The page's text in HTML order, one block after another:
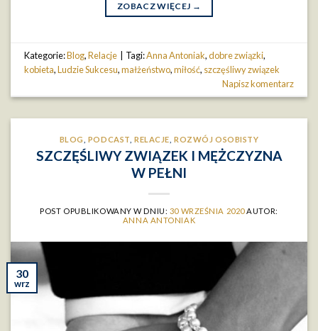
ZOBACZ WIĘCEJ →
Kategorie:Blog,Relacje Tagi:Anna Antoniak,dobre związki,
kobieta,Ludzie Sukcesu,małżeństwo,miłość, szczęśliwy związek
Napisz komentarz
BLOG PODCAST RELACJE ,ROZWÓJ OSOBISTY
SZCZĘŚLIWY ZWIĄZEK I MĘŻCZYZNA
W PEŁNI
POST OPUBLIKOWANY W DNIU: 30 WRZEŚNIA 2020AUTOR:
ANNA ANTONIAK
30
wrz